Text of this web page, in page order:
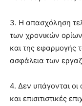
3. Η απασχόληση
των χρονικών
και της εφαρμογής
ασφάλεια των
4. Δεν υπάγονται
και επισιτιστικές